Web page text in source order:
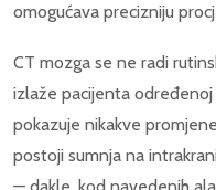
omogućava precizniju
CT mozga se ne radi
izlaže pacijenta
pokazuje nikakve
postoji sumnja na